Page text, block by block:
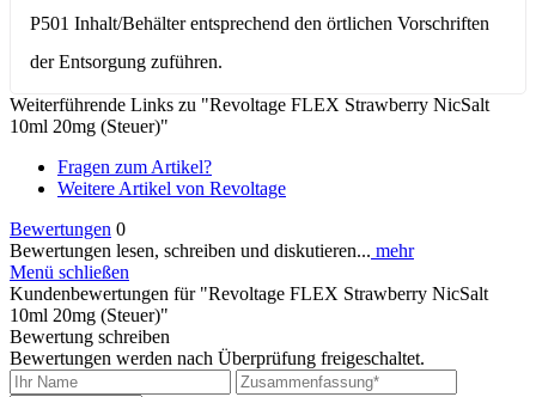
P501 Inhalt/Behälter entsprechend den örtlichen Vorschriften
der Entsorgung zuführen.
Weiterführende Links zu "Revoltage FLEX Strawberry NicSalt
10ml 20mg (Steuer)"
Fragen zum Artikel?
Weitere Artikel von Revoltage
Bewertungen 0
Bewertungen lesen, schreiben und diskutieren... mehr
Menü schließen
Kundenbewertungen für "Revoltage FLEX Strawberry NicSalt
10ml 20mg (Steuer)"
Bewertung schreiben
Bewertungen werden nach Überprüfung freigeschaltet.